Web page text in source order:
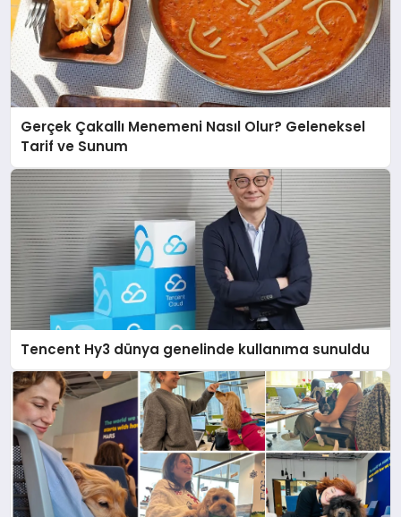
Gerçek Çakallı Menemeni Nasıl Olur? Geleneksel
Tarif ve Sunum
Tencent Hy3 dünya genelinde kullanıma sunuldu